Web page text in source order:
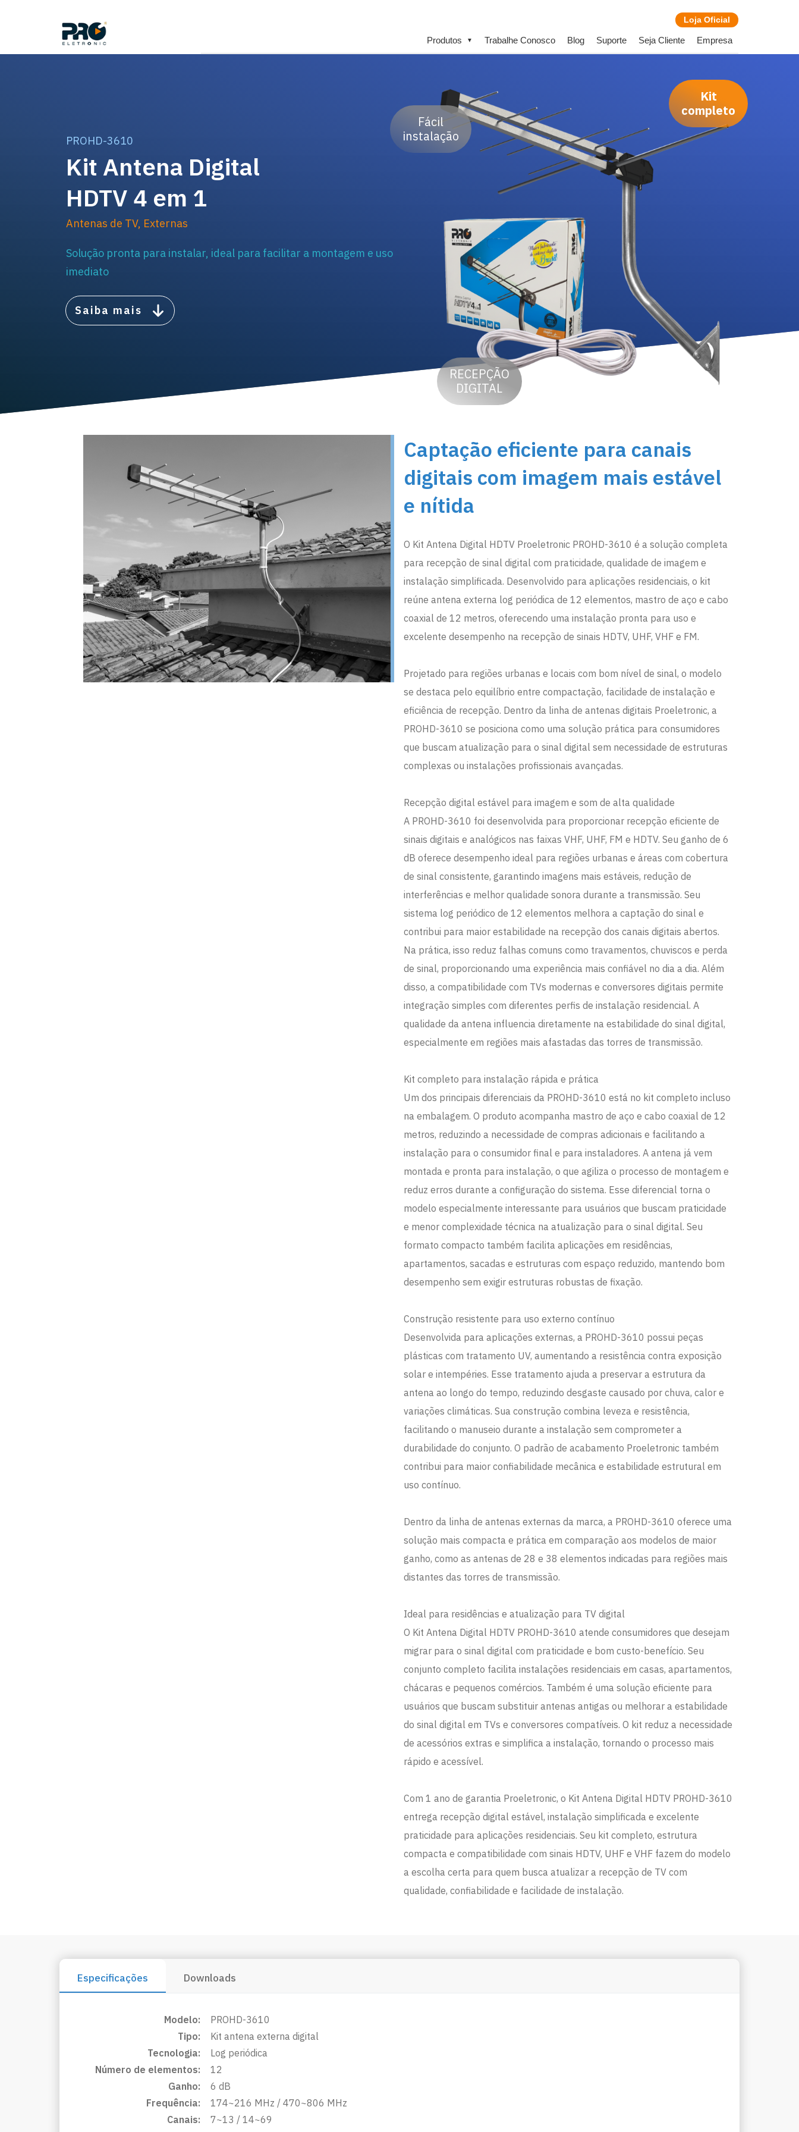
Loja Oficial
Produtos ▼ Trabalhe Conosco Blog Suporte Seja Cliente Empresa
PROHD-3610
Kit Antena Digital
HDTV 4 em 1
Antenas de TV, Externas
Solução pronta para instalar, ideal para facilitar a montagem e uso
imediato
Saiba mais
RECEPÇÃO
DIGITAL
Kit
completo
Fácil
instalação
Captação eficiente para canais
digitais com imagem mais estável
e nítida
O Kit Antena Digital HDTV Proeletronic PROHD-3610 é a solução completa
para recepção de sinal digital com praticidade, qualidade de imagem e
instalação simplificada. Desenvolvido para aplicações residenciais, o kit
reúne antena externa log periódica de 12 elementos, mastro de aço e cabo
coaxial de 12 metros, oferecendo uma instalação pronta para uso e
excelente desempenho na recepção de sinais HDTV, UHF, VHF e FM.
Projetado para regiões urbanas e locais com bom nível de sinal, o modelo
se destaca pelo equilíbrio entre compactação, facilidade de instalação e
eficiência de recepção. Dentro da linha de antenas digitais Proeletronic, a
PROHD-3610 se posiciona como uma solução prática para consumidores
que buscam atualização para o sinal digital sem necessidade de estruturas
complexas ou instalações profissionais avançadas.
Recepção digital estável para imagem e som de alta qualidade
A PROHD-3610 foi desenvolvida para proporcionar recepção eficiente de
sinais digitais e analógicos nas faixas VHF, UHF, FM e HDTV. Seu ganho de 6
dB oferece desempenho ideal para regiões urbanas e áreas com cobertura
de sinal consistente, garantindo imagens mais estáveis, redução de
interferências e melhor qualidade sonora durante a transmissão. Seu
sistema log periódico de 12 elementos melhora a captação do sinal e
contribui para maior estabilidade na recepção dos canais digitais abertos.
Na prática, isso reduz falhas comuns como travamentos, chuviscos e perda
de sinal, proporcionando uma experiência mais confiável no dia a dia. Além
disso, a compatibilidade com TVs modernas e conversores digitais permite
integração simples com diferentes perfis de instalação residencial. A
qualidade da antena influencia diretamente na estabilidade do sinal digital,
especialmente em regiões mais afastadas das torres de transmissão.
Kit completo para instalação rápida e prática
Um dos principais diferenciais da PROHD-3610 está no kit completo incluso
na embalagem. O produto acompanha mastro de aço e cabo coaxial de 12
metros, reduzindo a necessidade de compras adicionais e facilitando a
instalação para o consumidor final e para instaladores. A antena já vem
montada e pronta para instalação, o que agiliza o processo de montagem e
reduz erros durante a configuração do sistema. Esse diferencial torna o
modelo especialmente interessante para usuários que buscam praticidade
e menor complexidade técnica na atualização para o sinal digital. Seu
formato compacto também facilita aplicações em residências,
apartamentos, sacadas e estruturas com espaço reduzido, mantendo bom
desempenho sem exigir estruturas robustas de fixação.
Construção resistente para uso externo contínuo
Desenvolvida para aplicações externas, a PROHD-3610 possui peças
plásticas com tratamento UV, aumentando a resistência contra exposição
solar e intempéries. Esse tratamento ajuda a preservar a estrutura da
antena ao longo do tempo, reduzindo desgaste causado por chuva, calor e
variações climáticas. Sua construção combina leveza e resistência,
facilitando o manuseio durante a instalação sem comprometer a
durabilidade do conjunto. O padrão de acabamento Proeletronic também
contribui para maior confiabilidade mecânica e estabilidade estrutural em
uso contínuo.
Dentro da linha de antenas externas da marca, a PROHD-3610 oferece uma
solução mais compacta e prática em comparação aos modelos de maior
ganho, como as antenas de 28 e 38 elementos indicadas para regiões mais
distantes das torres de transmissão.
Ideal para residências e atualização para TV digital
O Kit Antena Digital HDTV PROHD-3610 atende consumidores que desejam
migrar para o sinal digital com praticidade e bom custo-benefício. Seu
conjunto completo facilita instalações residenciais em casas, apartamentos,
chácaras e pequenos comércios. Também é uma solução eficiente para
usuários que buscam substituir antenas antigas ou melhorar a estabilidade
do sinal digital em TVs e conversores compatíveis. O kit reduz a necessidade
de acessórios extras e simplifica a instalação, tornando o processo mais
rápido e acessível.
Com 1 ano de garantia Proeletronic, o Kit Antena Digital HDTV PROHD-3610
entrega recepção digital estável, instalação simplificada e excelente
praticidade para aplicações residenciais. Seu kit completo, estrutura
compacta e compatibilidade com sinais HDTV, UHF e VHF fazem do modelo
a escolha certa para quem busca atualizar a recepção de TV com
qualidade, confiabilidade e facilidade de instalação.
Especificações Downloads
Modelo:
Tipo:
Tecnologia:
Número de elementos:
Ganho:
Frequência:
Canais:
PROHD-3610
Kit antena externa digital
Log periódica
12
6 dB
174~216 MHz / 470~806 MHz
7~13 / 14~69